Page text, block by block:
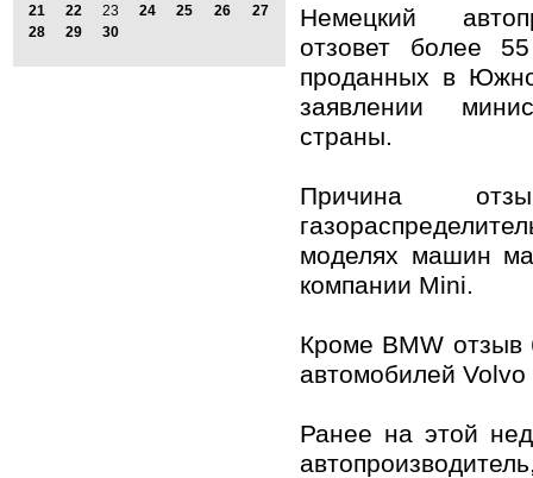
21
22 23 24 25 26
27
28
29 30
Немецкий
отзовет более
проданных в
заявлении
страны.
Причина
моделях машин
компании Mini.
Кроме BMW отзыв
автомобилей
Ранее на этой